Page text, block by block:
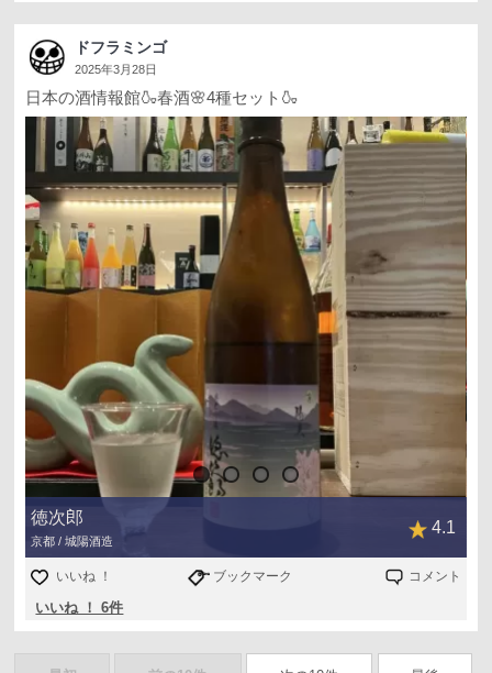
ドフラミンゴ
2025年3月28日
日本の酒情報館🍶春酒🌸4種セット🍶
徳次郎
京都 / 城陽酒造
4.1
いいね ！ ブックマーク コメント
いいね ！ 6件